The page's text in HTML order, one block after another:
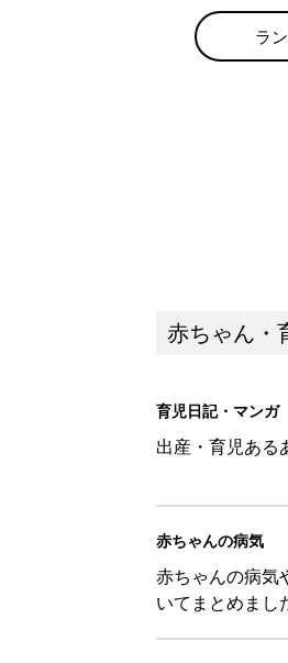
ラ
赤ちゃん・
育児日記・マンガ
出産・育児ある
赤ちゃんの病気
赤ちゃんの病気
いてまとめまし